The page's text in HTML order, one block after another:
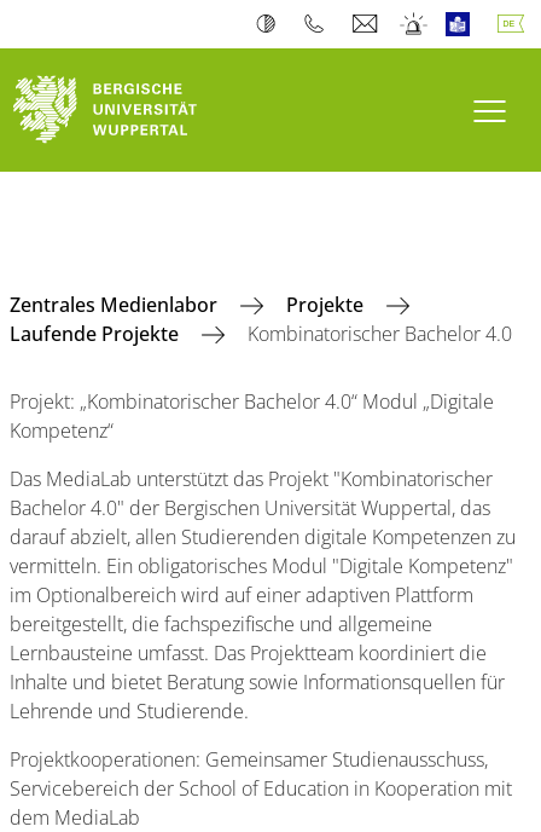
Zentrales Medienlabor
Projekte
Laufende Projekte
Kombinatorischer Bachelor 4.0
Projekt: „Kombinatorischer Bachelor 4.0“ Modul „Digitale
Kompetenz“
Das MediaLab unterstützt das Projekt "Kombinatorischer
Bachelor 4.0" der Bergischen Universität Wuppertal, das
darauf abzielt, allen Studierenden digitale Kompetenzen zu
vermitteln. Ein obligatorisches Modul "Digitale Kompetenz"
im Optionalbereich wird auf einer adaptiven Plattform
bereitgestellt, die fachspezifische und allgemeine
Lernbausteine umfasst. Das Projektteam koordiniert die
Inhalte und bietet Beratung sowie Informationsquellen für
Lehrende und Studierende.
Projektkooperationen: Gemeinsamer Studienausschuss,
Servicebereich der School of Education in Kooperation mit
dem MediaLab